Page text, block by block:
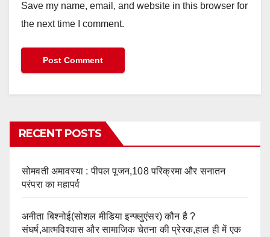
Save my name, email, and website in this browser for
the next time I comment.
RECENT POSTS
सोमवती अमावस्या : पीपल पूजन,108 परिक्रमा और सनातन
परंपरा का महापर्व
अनीता बिश्नोई(सोशल मीडिया इन्फ्लुएंसर) कौन है ?
संघर्ष,आत्मविश्वास और सामाजिक चेतना की प्रेरक,हाल ही में एक